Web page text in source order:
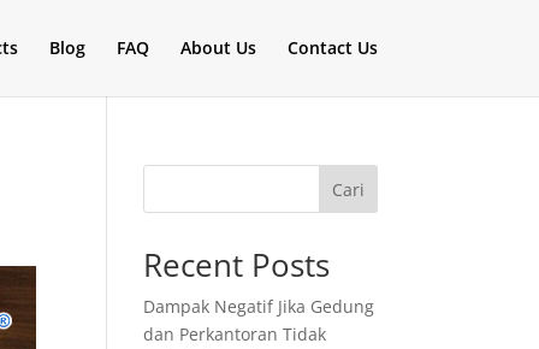
Blog FAQ About Us Contact Us
Cari
Recent Posts
Dampak Negatif Jika Gedung
dan Perkantoran Tidak